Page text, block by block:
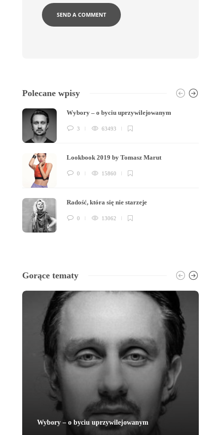
Polecane wpisy
Wybory – o byciu uprzywilejowanym
3 63493
Lookbook 2019 by Tomasz Marut
0 15860
Radość, która się nie starzeje
0 13062
Gorące tematy
Wybory – o byciu uprzywilejowanym